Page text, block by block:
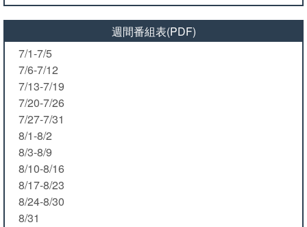
週間番組表(PDF)
7/1-7/5
7/6-7/12
7/13-7/19
7/20-7/26
7/27-7/31
8/1-8/2
8/3-8/9
8/10-8/16
8/17-8/23
8/24-8/30
8/31